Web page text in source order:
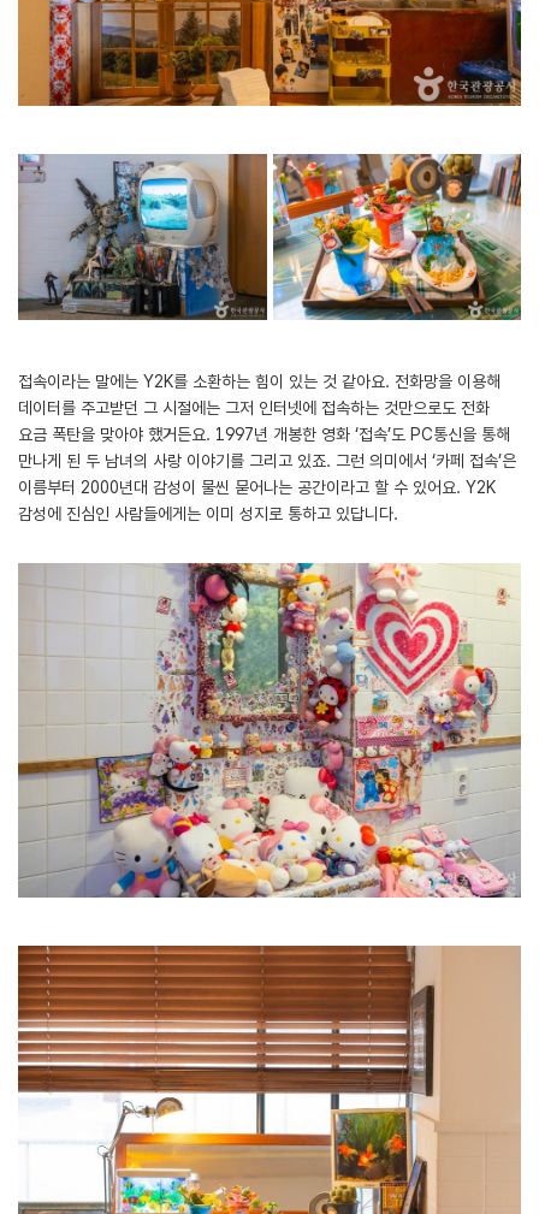
접속이라는 말에는 Y2K를 소환하는 힘이 있는 것 같아요. 전화망을 이용해
데이터를 주고받던 그 시절에는 그저 인터넷에 접속하는 것만으로도 전화
요금 폭탄을 맞아야 했거든요. 1997년 개봉한 영화 ‘접속’도 PC통신을 통해
만나게 된 두 남녀의 사랑 이야기를 그리고 있죠. 그런 의미에서 ‘카페 접속’은
이름부터 2000년대 감성이 물씬 묻어나는 공간이라고 할 수 있어요. Y2K
감성에 진심인 사람들에게는 이미 성지로 통하고 있답니다.